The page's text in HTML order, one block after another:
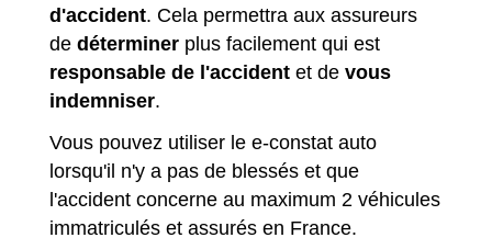
d'accident. Cela permettra aux assureurs
de déterminer plus facilement qui est
responsable de l'accident et de vous
indemniser.
Vous pouvez utiliser le e-constat auto
lorsqu'il n'y a pas de blessés et que
l'accident concerne au maximum 2 véhicules
immatriculés et assurés en France.